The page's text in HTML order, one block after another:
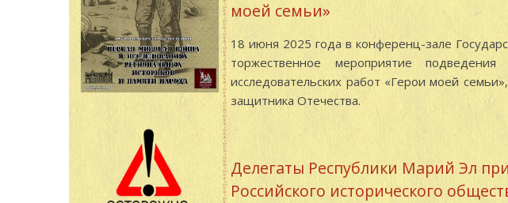
моей семьи»
18 июня 2025 года в конференц-зале
торжественное мероприятие подведения
исследовательских работ «Герои моей
защитника Отечества.
Делегаты Республики Марий Эл
Российского исторического